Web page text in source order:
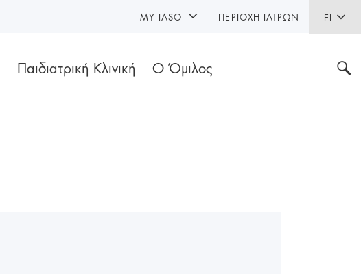
EL
Παιδιατρική Κλινική Ο Όμιλος
MY IASO ΠΕΡΙΟΧΉ ΙΑΤΡΏΝ